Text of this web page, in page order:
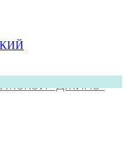
“ДЖИНС”